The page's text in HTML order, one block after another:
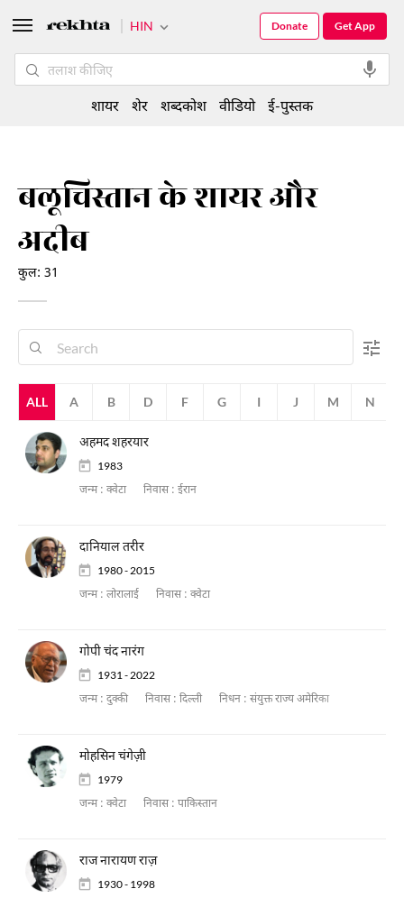
बलूचिस्तान के शायर और
अदीब
कुल: 31
ALL A B D F G I J M N
अहमद शहरयार
1983
जन्म : क्वेटा निवास : ईरान
दानियाल तरीर
1980 - 2015
जन्म : लोरालाई निवास : क्वेटा
गोपी चंद नारंग
1931 - 2022
जन्म : दुक्की निवास : दिल्ली निधन : संयुक्त राज्य अमेरिका
मोहसिन चंगेज़ी
1979
जन्म : क्वेटा निवास : पाकिस्तान
राज नारायण राज़
1930 - 1998
HIN Get App
Donate
शायर शेर शब्दकोश वीडियो ई-पुस्तक